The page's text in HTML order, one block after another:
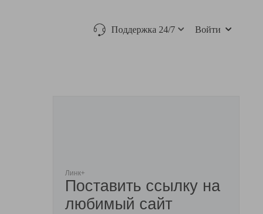
Поддержка 24/7 Войти
Линк+
Поставить ссылку на
любимый сайт